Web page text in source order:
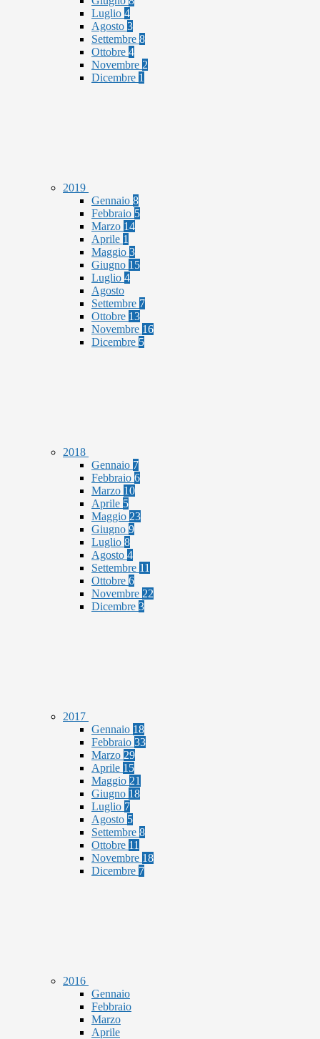
Luglio 4
Agosto 3
Settembre 8
Ottobre 4
Novembre 2
Dicembre 1
2019
Gennaio 8
Febbraio 5
Marzo 14
Aprile 1
Maggio 3
Giugno 15
Luglio 4
Agosto
Settembre 7
Ottobre 13
Novembre 16
Dicembre 5
2018
Gennaio 7
Febbraio 6
Marzo 10
Aprile 5
Maggio 23
Giugno 9
Luglio 8
Agosto 4
Settembre 11
Ottobre 6
Novembre 22
Dicembre 3
2017
Gennaio 18
Febbraio 33
Marzo 29
Aprile 15
Maggio 21
Giugno 18
Luglio 7
Agosto 5
Settembre 8
Ottobre 11
Novembre 18
Dicembre 7
2016
Gennaio
Febbraio
Marzo
Aprile